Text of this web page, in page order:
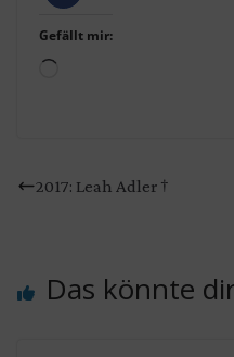
Gefällt mir:
2017: Leah Adler †
Das könnte